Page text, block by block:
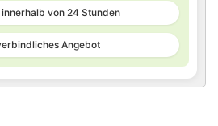
von 24 Stunden
Angebot